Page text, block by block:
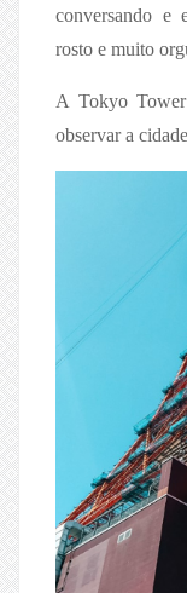
conversando e
rosto e muito
A Tokyo
observar a